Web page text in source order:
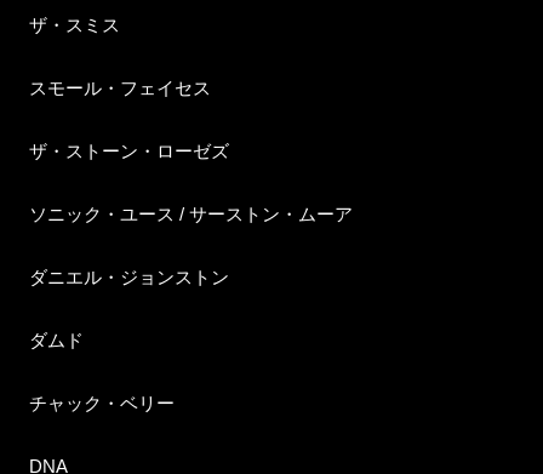
ザ・スミス
スモール・フェイセス
ザ・ストーン・ローゼズ
ソニック・ユース / サーストン・ムーア
ダニエル・ジョンストン
ダムド
チャック・ベリー
DNA